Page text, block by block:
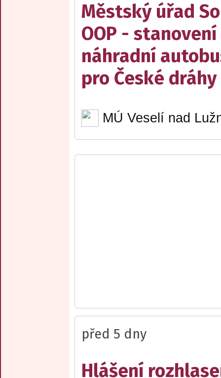
Městský úřad
OOP -
náhradní
pro České dráhy
MÚ Veselí nad
před 5 dny
Hlášení